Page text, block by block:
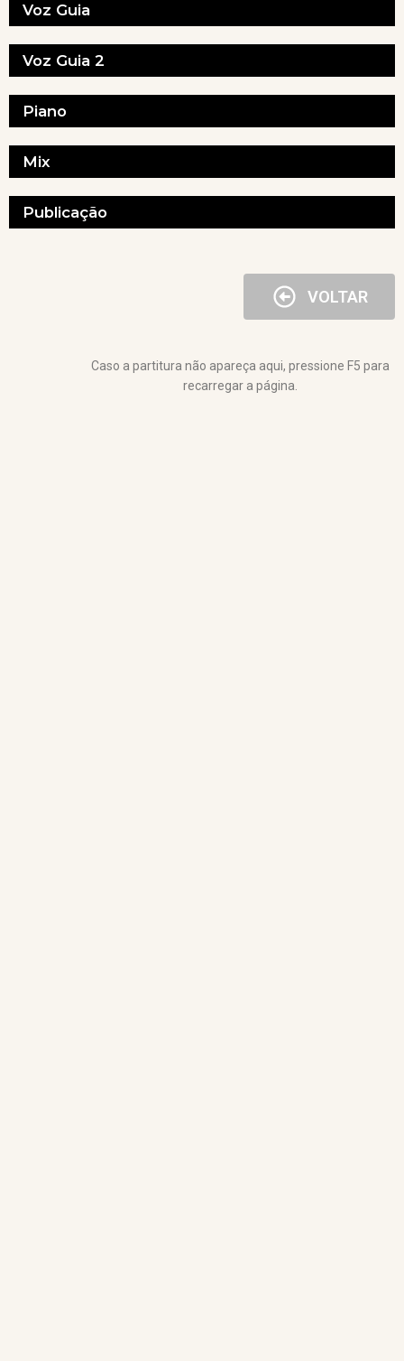
Voz Guia
Voz Guia 2
Piano
Mix
Publicação
VOLTAR
Caso a partitura não apareça aqui, pressione F5 para
recarregar a página.